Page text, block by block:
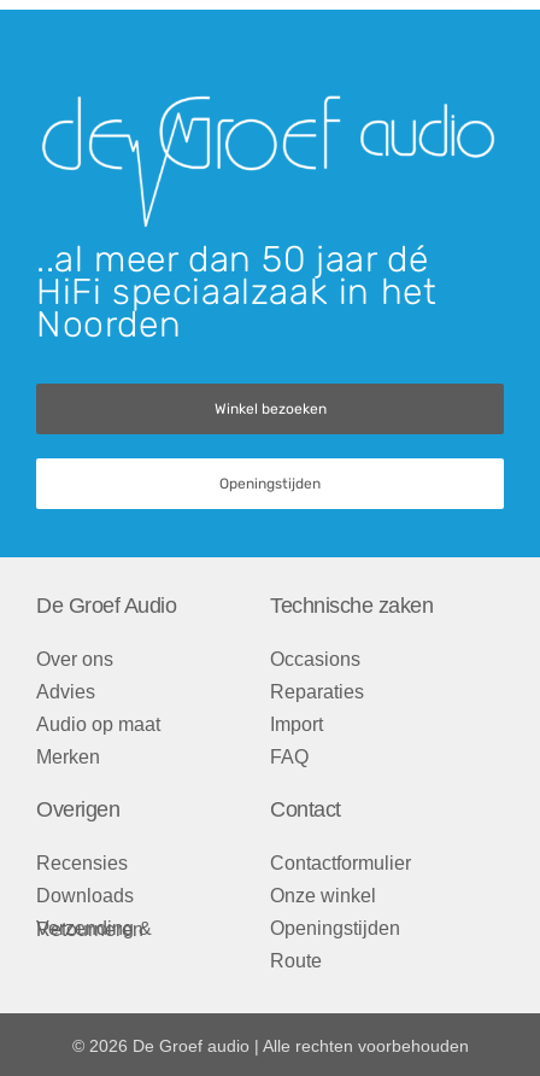
..al meer dan 50 jaar dé
HiFi speciaalzaak in het
Noorden
Winkel bezoeken
Openingstijden
De Groef Audio
Over ons
Advies
Audio op maat
Merken
Technische zaken
Occasions
Reparaties
Import
FAQ
Overigen
Recensies
Downloads
Verzending & Retourneren
Contact
Contactformulier
Onze winkel
Openingstijden
Route
© 2026 De Groef audio | Alle rechten voorbehouden